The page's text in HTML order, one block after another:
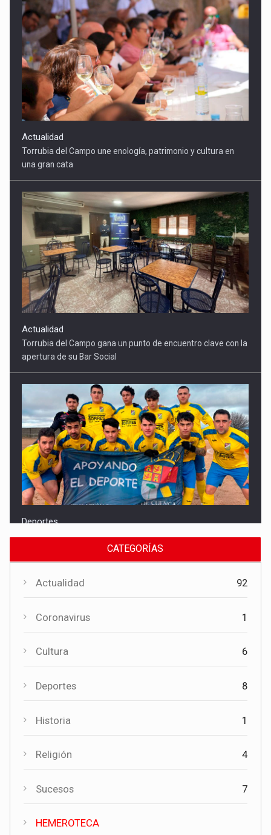
Actualidad
Torrubia del Campo une enología, patrimonio y cultura en
una gran cata
Actualidad
Torrubia del Campo gana un punto de encuentro clave con la
apertura de su Bar Social
Deportes
El CF Torrubia sonríe por primera vez en una jornada de cinco
triunfos conquenses en Segunda Autonómica
La experiencia de más de quince años respalda la apertura
de una nueva funeraria en Torrubia del Campo
CATEGORÍAS
Actualidad 92
Coronavirus 1
Cultura 6
Deportes 8
Historia 1
Religión 4
Sucesos 7
HEMEROTECA